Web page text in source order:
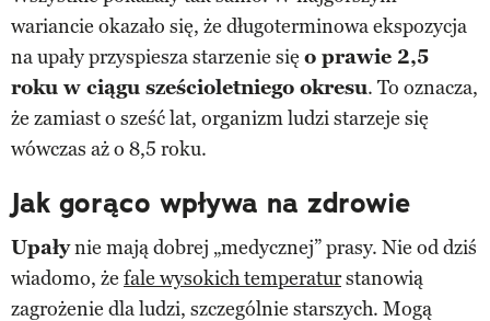
wariancie okazało się, że długoterminowa ekspozycja
na upały przyspiesza starzenie się o prawie 2,5
roku w ciągu sześcioletniego okresu. To oznacza,
że zamiast o sześć lat, organizm ludzi starzeje się
wówczas aż o 8,5 roku.
Jak gorąco wpływa na zdrowie
Upałynie mają dobrej „medycznej” prasy. Nie od dziś
wiadomo, że fale wysokich temperaturstanowią
zagrożenie dla ludzi, szczególnie starszych. Mogą